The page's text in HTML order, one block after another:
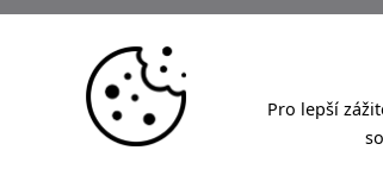
Pro lepší